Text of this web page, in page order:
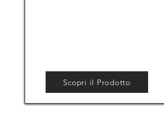
Scopri il Prodotto